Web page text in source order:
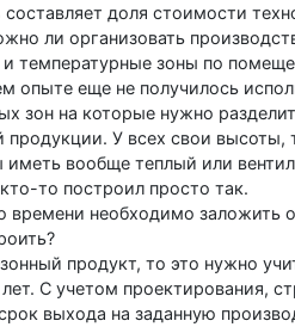
доля стоимости
ли организовать
температурные зоны по
опыте еще не получилось
зон на которые нужно
продукции. У всех свои
вообще теплый или
то построил просто так.
времени необходимо заложить
продукт, то это нужно
лет. С учетом проектирования,
выхода на заданную